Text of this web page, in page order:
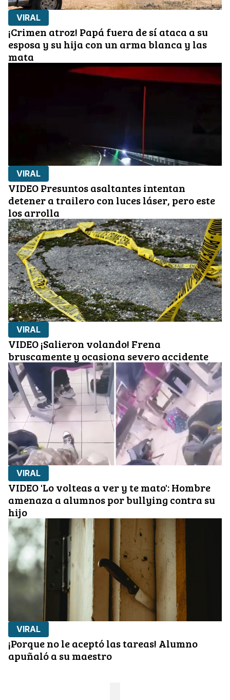
VIRAL
¡Crimen atroz! Papá fuera de sí ataca a su
esposa y su hija con un arma blanca y las
mata
VIRAL
VIDEO Presuntos asaltantes intentan
detener a trailero con luces láser, pero este
los arrolla
VIRAL
VIDEO ¡Salieron volando! Frena
bruscamente y ocasiona severo accidente
VIRAL
VIDEO 'Lo volteas a ver y te mato': Hombre
amenaza a alumnos por bullying contra su
hijo
VIRAL
¡Porque no le aceptó las tareas! Alumno
apuñaló a su maestro